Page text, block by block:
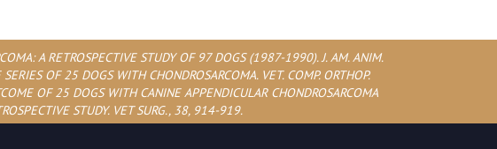
A RETROSPECTIVE STUDY OF 97 DOGS (1987-1990). J. AM. ANIM.
OF 25 DOGS WITH CHONDROSARCOMA. VET. COMP. ORTHOP.
OF 25 DOGS WITH CANINE APPENDICULAR CHONDROSARCOMA
STUDY. VET SURG., 38, 914-919.